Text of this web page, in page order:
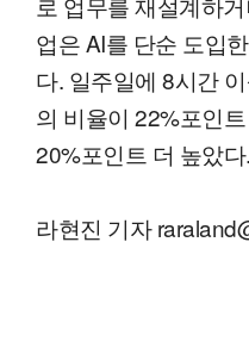
업은 AI를 단순 도입
다. 일주일에 8시간
의 비율이 22%포인
20%포인트 더 높았다.
라현진 기자